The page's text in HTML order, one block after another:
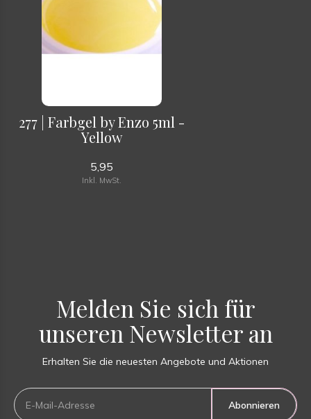
277 | Farbgel by Enzo 5ml -
Yellow
5,95
Inkl. MwSt.
Melden Sie sich für
unseren Newsletter an
Erhalten Sie die neuesten Angebote und Aktionen
Abonnieren